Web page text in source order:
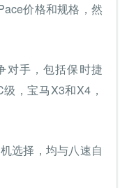
价格和规格，然
对手，包括保时捷
，宝马X3和X4，
选择，均与八速自